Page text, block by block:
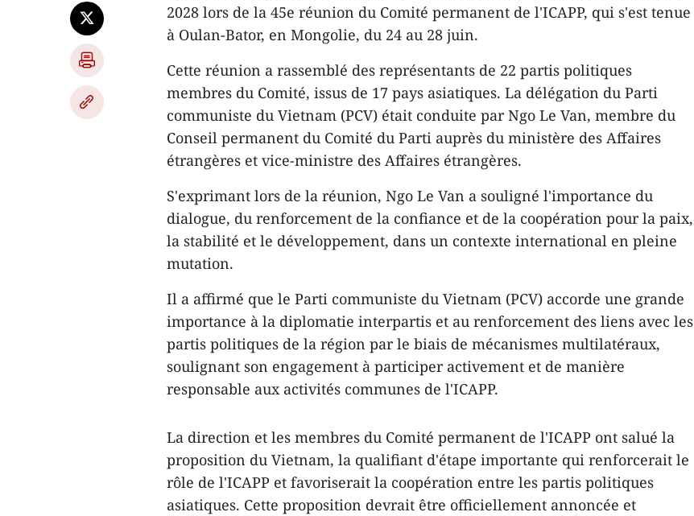
2028 lors de la 45e réunion du Comité permanent de l'ICAPP, qui s'est tenue
à Oulan-Bator, en Mongolie, du 24 au 28 juin.
Cette réunion a rassemblé des représentants de 22 partis politiques
membres du Comité, issus de 17 pays asiatiques. La délégation du Parti
communiste du Vietnam (PCV) était conduite par Ngo Le Van, membre du
Conseil permanent du Comité du Parti auprès du ministère des Affaires
étrangères et vice-ministre des Affaires étrangères.
S'exprimant lors de la réunion, Ngo Le Van a souligné l'importance du
dialogue, du renforcement de la confiance et de la coopération pour la paix,
la stabilité et le développement, dans un contexte international en pleine
mutation.
Il a affirmé que le Parti communiste du Vietnam (PCV) accorde une grande
importance à la diplomatie interpartis et au renforcement des liens avec les
partis politiques de la région par le biais de mécanismes multilatéraux,
soulignant son engagement à participer activement et de manière
responsable aux activités communes de l'ICAPP.
La direction et les membres du Comité permanent de l'ICAPP ont salué la
proposition du Vietnam, la qualifiant d'étape importante qui renforcerait le
rôle de l'ICAPP et favoriserait la coopération entre les partis politiques
asiatiques. Cette proposition devrait être officiellement annoncée et